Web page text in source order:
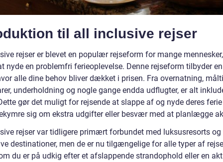
til all inclusive rejser
rejser er blevet en populær rejseform for mange
nyde en problemfri ferieoplevelse. Denne rejseform tilbyder
alle dine behov bliver dækket i prisen. Fra overnatning,
underholdning og nogle gange endda udflugter, er alt
gør det muligt for rejsende at slappe af og nyde deres
sig om ekstra udgifter eller besvær med at planlægge
rejser var tidligere primært forbundet med luksusresorts og
destinationer, men de er nu tilgængelige for alle typer af
du er på udkig efter et afslappende strandophold eller en